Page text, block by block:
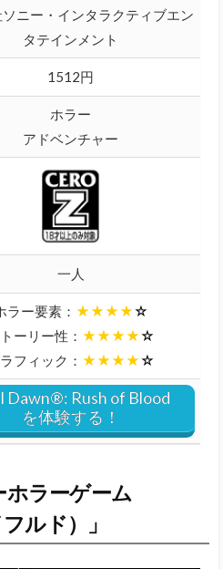
ニー・インタラクティブエン
タテインメント
1512円
ホラー
アドベンチャー
一人
ラー要素： ★★★★☆
ーリー性： ★★★★☆
フィック： ★★★★☆
Dawn®: Rush of Blood
を体験する！
ラーゲーム
ルド）」